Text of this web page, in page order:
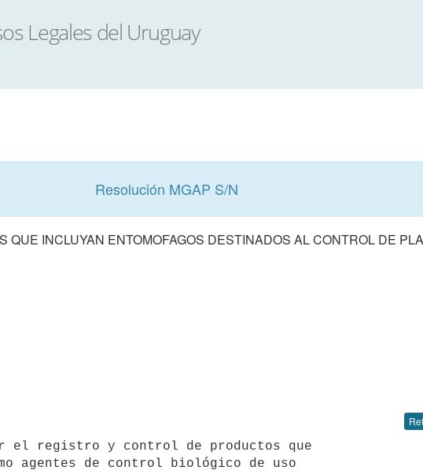
Resolución MGAP S/N
QUE INCLUYAN ENTOMOFAGOS DESTINADOS AL CONTROL DE
el registro y control de productos que
agentes de control biológico de uso